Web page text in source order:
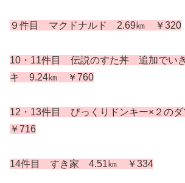
９件目 マクドナルド 2.69㎞ ￥320
10・11件目 伝説のすた丼 追加でい
キ 9.24㎞ ￥760
12・13件目 びっくりドンキー×２の
￥716
14件目 すき家 4.51㎞ ￥334